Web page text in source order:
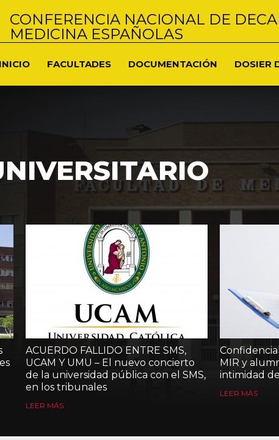
CONFERENCIA NACIONAL DE
MEDICINA ESPAÑOLAS
INICIO FACULTADES DOCUMENTACIÓN DOSIER
ACUERDO FALLIDO ENTRE SMS,
UCAM Y UMU – El nuevo concierto
de la universidad pública con el SMS,
en los tribunales
LEER MÁS
MIR y
intimidad
LEER MÁS